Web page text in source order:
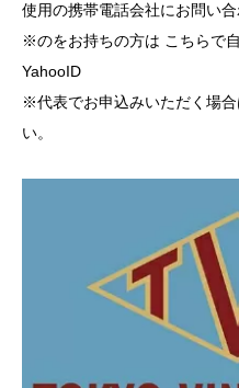
使用の携帯電話会社にお問い合
※のをお持ちの方は こちらで
YahooID
※代表でお申込みいただく場
い。